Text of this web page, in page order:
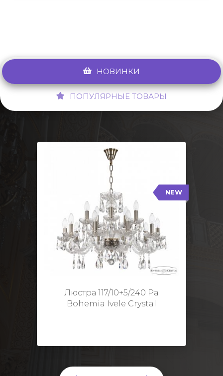
НОВИНКИ
ПОПУЛЯРНЫЕ ТОВАРЫ
NEW
Люстра 117/10+5/240 Pa
Bohemia Ivele Crystal
117/10+5/240 Pa
Тип: Стеклянный рожок
Цвет арматуры: Патина/
Кол-во ламп: 15
Диаметр: 70 см